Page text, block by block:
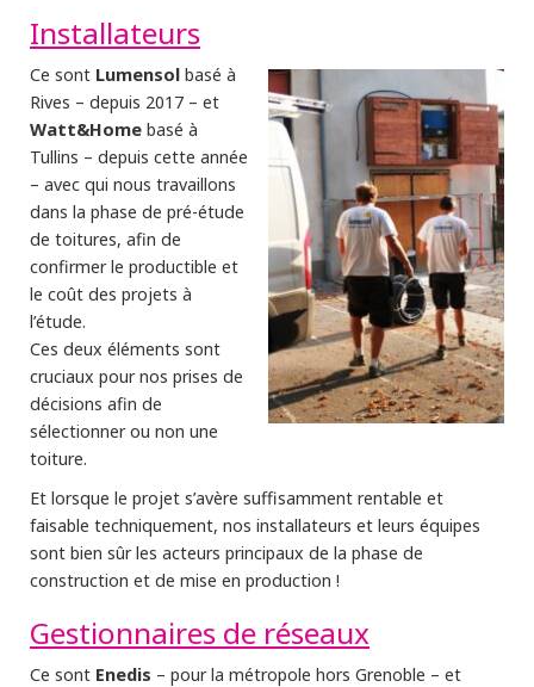
Installateurs
Ce sont Lumensol basé à
Rives – depuis 2017 – et
Watt&Home basé à
Tullins – depuis cette année
– avec qui nous travaillons
dans la phase de pré-étude
de toitures, afin de
confirmer le productible et
le coût des projets à
l’étude.
Ces deux éléments sont
cruciaux pour nos prises de
décisions afin de
sélectionner ou non une
toiture.
Et lorsque le projet s’avère suffisamment rentable et
faisable techniquement, nos installateurs et leurs équipes
sont bien sûr les acteurs principaux de la phase de
construction et de mise en production !
Gestionnaires de réseaux
Ce sont Enedis – pour la métropole hors Grenoble – et